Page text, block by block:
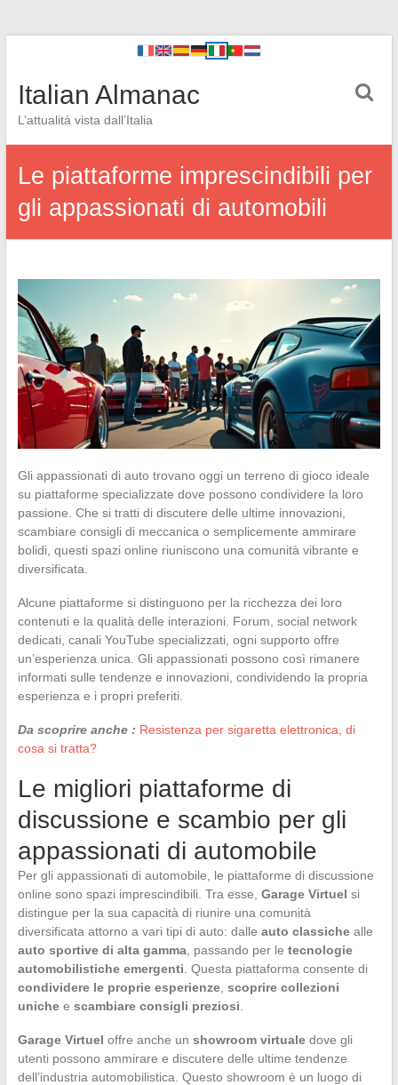
Italian Almanac
L’attualità vista dall’Italia
Le piattaforme imprescindibili per
gli appassionati di automobili
Gli appassionati di auto trovano oggi un terreno di gioco ideale
su piattaforme specializzate dove possono condividere la loro
passione. Che si tratti di discutere delle ultime innovazioni,
scambiare consigli di meccanica o semplicemente ammirare
bolidi, questi spazi online riuniscono una comunità vibrante e
diversificata.
Alcune piattaforme si distinguono per la ricchezza dei loro
contenuti e la qualità delle interazioni. Forum, social network
dedicati, canali YouTube specializzati, ogni supporto offre
un’esperienza unica. Gli appassionati possono così rimanere
informati sulle tendenze e innovazioni, condividendo la propria
esperienza e i propri preferiti.
Da scoprire anche : Resistenza per sigaretta elettronica, di
cosa si tratta?
Le migliori piattaforme di
discussione e scambio per gli
appassionati di automobile
Per gli appassionati di automobile, le piattaforme di discussione
online sono spazi imprescindibili. Tra esse, Garage Virtuel si
distingue per la sua capacità di riunire una comunità
diversificata attorno a vari tipi di auto: dalle auto classichealle
auto sportive di alta gamma, passando per le tecnologie
automobilistiche emergenti . Questa piattaforma consente di
condividere le proprie esperienze, scoprire collezioni
unichee scambiare consigli preziosi
Garage Virtuel offre anche un showroom virtualedove gli
utenti possono ammirare e discutere delle ultime tendenze
dell’industria automobilistica. Questo showroom è un luogo di